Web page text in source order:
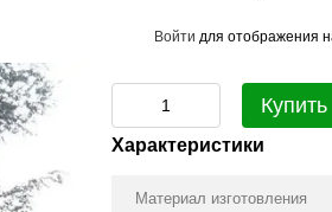
Войти для отображения
Купить
Характеристики
Материал изготовления